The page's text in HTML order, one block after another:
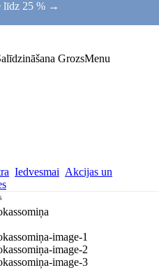
līdz 25 % →
GrozsMenu
Iedvesmai Akcijas un